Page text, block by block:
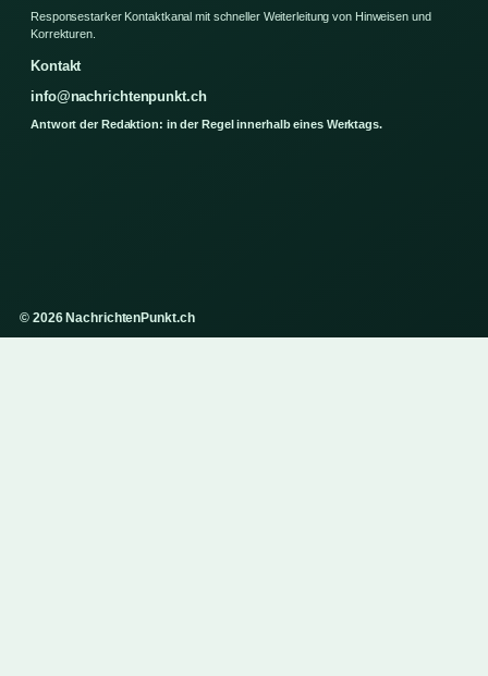
Responsestarker Kontaktkanal mit schneller Weiterleitung von Hinweisen und
Korrekturen.
Kontakt
info@nachrichtenpunkt.ch
Antwort der Redaktion: in der Regel innerhalb eines Werktags.
© 2026 NachrichtenPunkt.ch